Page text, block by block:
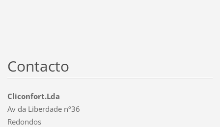
Contacto
Cliconfort.Lda
Av da Liberdade nº36
Redondos